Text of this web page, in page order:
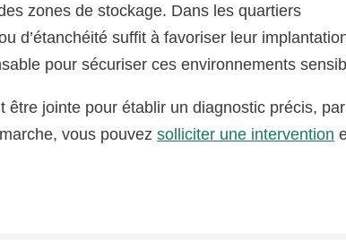
zones de stockage. Dans les quartiers
d’étanchéité suffit à favoriser leur
pour sécuriser ces environnements
être jointe pour établir un diagnostic précis, par
vous pouvezsolliciter une intervention